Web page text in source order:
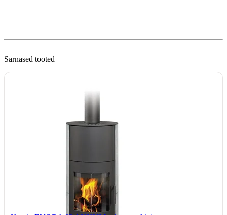
Sarnased tooted